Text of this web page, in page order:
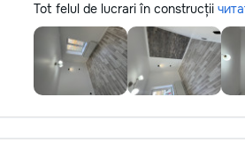
Tot felul de lucrari în construcții